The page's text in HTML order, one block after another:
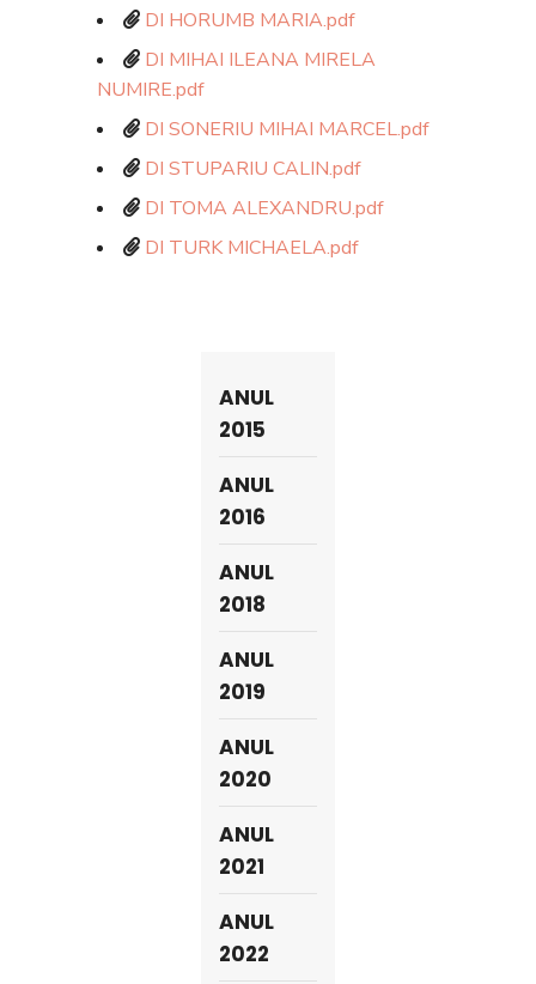
DI HORUMB MARIA.pdf
DI MIHAI ILEANA MIRELA
NUMIRE.pdf
DI SONERIU MIHAI MARCEL.pdf
DI STUPARIU CALIN.pdf
DI TOMA ALEXANDRU.pdf
DI TURK MICHAELA.pdf
ANUL
2015
ANUL
2016
ANUL
2018
ANUL
2019
ANUL
2020
ANUL
2021
ANUL
2022